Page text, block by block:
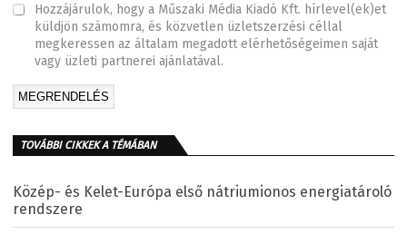
Hozzájárulok, hogy a Műszaki Média Kiadó Kft. hírlevel(ek)et
küldjön számomra, és közvetlen üzletszerzési céllal
megkeressen az általam megadott elérhetőségeimen saját
vagy üzleti partnerei ajánlatával.
TOVÁBBI CIKKEK A TÉMÁBAN
Közép- és Kelet-Európa első nátriumionos energiatároló
rendszere